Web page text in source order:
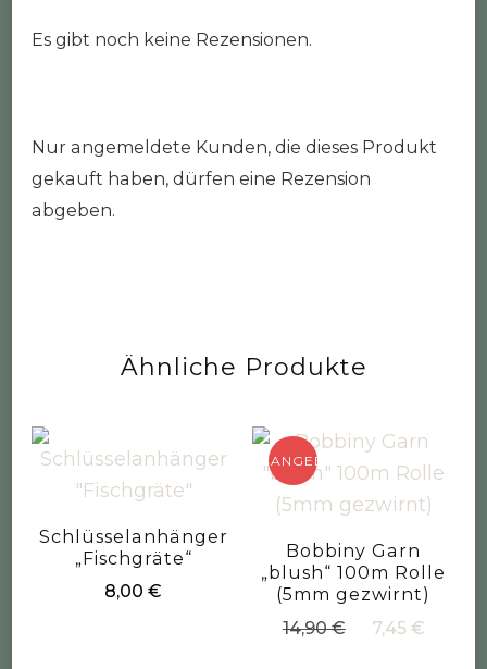
Es gibt noch keine Rezensionen.
Nur angemeldete Kunden, die dieses Produkt
gekauft haben, dürfen eine Rezension
abgeben.
Ähnliche Produkte
Schlüsselanhänger
„Fischgräte“
8,00€
ANGEBOT!
Bobbiny Garn
„blush“ 100m Rolle
(5mm gezwirnt)
14,90€ 7,45 €